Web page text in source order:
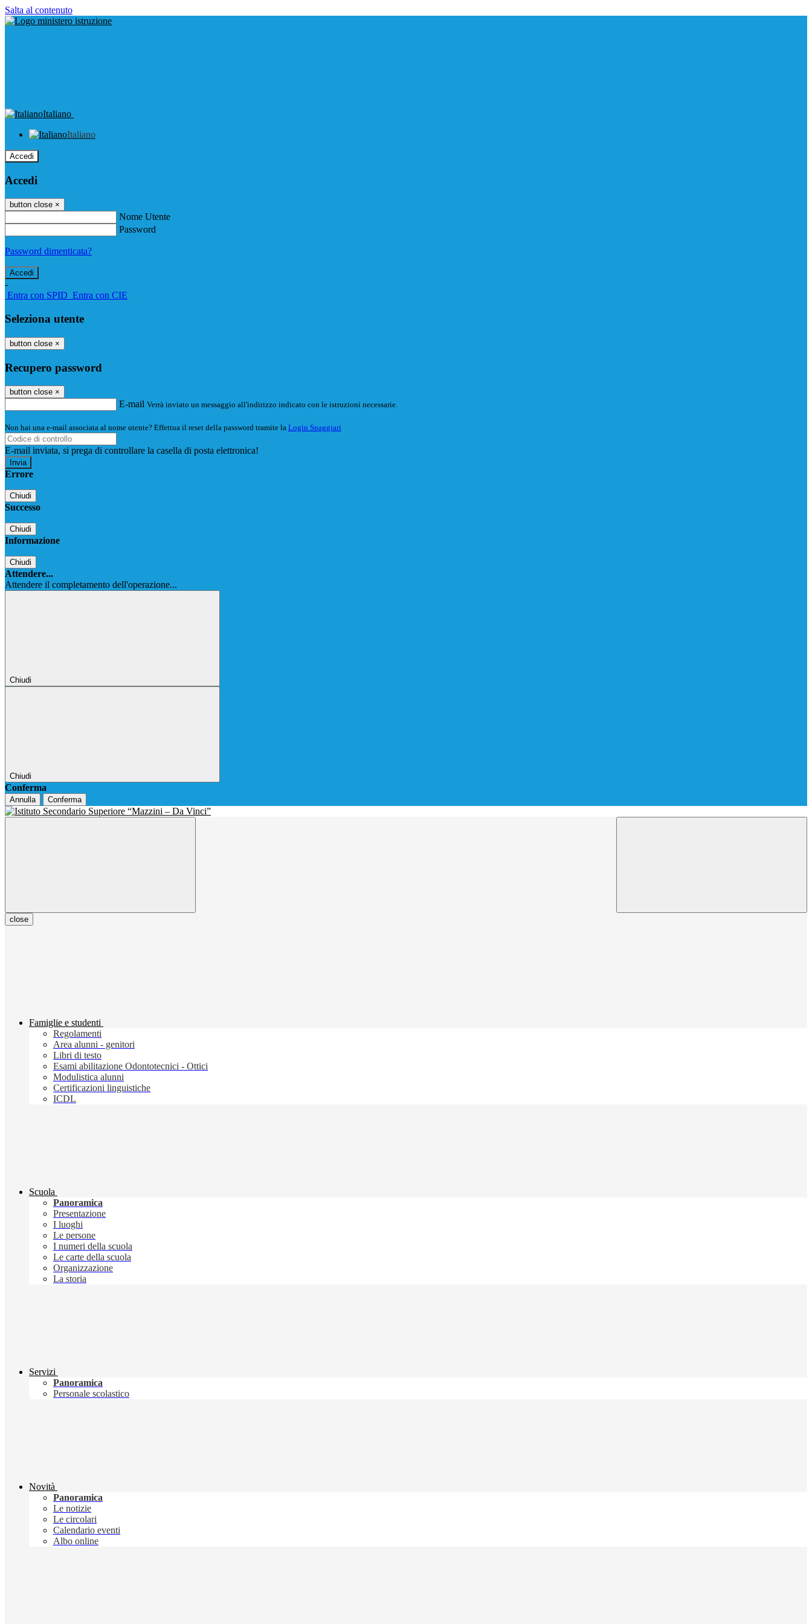
Salta al contenuto
Italiano
Italiano
Accedi
Accedi
button close ×
Nome Utente
Password
Password dimenticata?
-
Entra con SPID Entra con CIE
Seleziona utente
button close ×
Recupero password
button close ×
E-mail Verrà inviato un messaggio all'indirizzo indicato con le istruzioni necessarie.
Non hai una e-mail associata al nome utente? Effettua il reset della password tramite la Login Spaggiari
E-mail inviata, si prega di controllare la casella di posta elettronica!
Errore
Chiudi
Successo
Chiudi
Informazione
Chiudi
Attendere...
Attendere il completamento dell'operazione...
Chiudi
Chiudi
Conferma
Annulla Conferma
close
Famiglie e studenti
Regolamenti
Area alunni - genitori
Libri di testo
Esami abilitazione Odontotecnici - Ottici
Modulistica alunni
Certificazioni linguistiche
ICDL
Scuola
Panoramica
Presentazione
I luoghi
Le persone
I numeri della scuola
Le carte della scuola
Organizzazione
La storia
Servizi
Panoramica
Personale scolastico
Novità
Panoramica
Le notizie
Le circolari
Calendario eventi
Albo online